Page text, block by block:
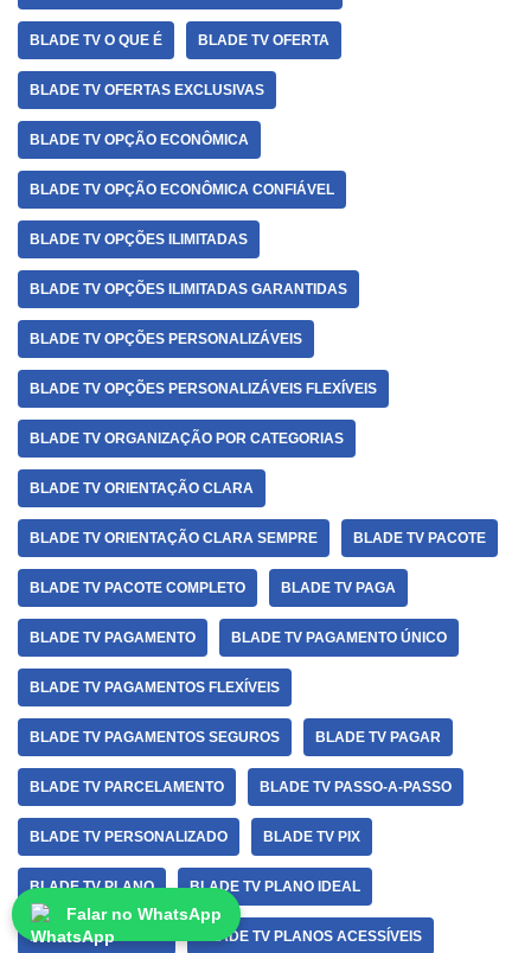
BLADE TV O QUE É BLADE TV OFERTA
BLADE TV OFERTAS EXCLUSIVAS
BLADE TV OPÇÃO ECONÔMICA
BLADE TV OPÇÃO ECONÔMICA CONFIÁVEL
BLADE TV OPÇÕES ILIMITADAS
BLADE TV OPÇÕES ILIMITADAS GARANTIDAS
BLADE TV OPÇÕES PERSONALIZÁVEIS
BLADE TV OPÇÕES PERSONALIZÁVEIS FLEXÍVEIS
BLADE TV ORGANIZAÇÃO POR CATEGORIAS
BLADE TV ORIENTAÇÃO CLARA
BLADE TV ORIENTAÇÃO CLARA SEMPRE BLADE TV PACOTE
BLADE TV PACOTE COMPLETO BLADE TV PAGA
BLADE TV PAGAMENTO BLADE TV PAGAMENTO ÚNICO
BLADE TV PAGAMENTOS FLEXÍVEIS
BLADE TV PAGAMENTOS SEGUROS BLADE TV PAGAR
BLADE TV PARCELAMENTO BLADE TV PASSO-A-PASSO
BLADE TV PERSONALIZADO BLADE TV PIX
BLADE TV PLANO BLADE TV PLANO IDEAL
BLADE TV PLANOS BLADE TV PLANOS ACESSÍVEIS
Falar no WhatsApp